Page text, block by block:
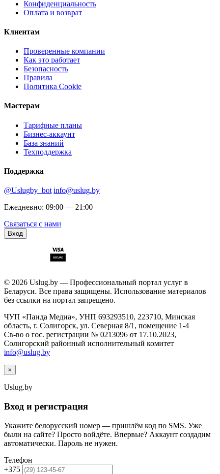
Конфиденциальность
Оплата и возврат
Клиентам
Проверенные компании
Как это работает
Безопасность
Правила
Политика Cookie
Мастерам
Тарифные планы
Бизнес-аккаунт
База знаний
Техподдержка
Поддержка
@Uslugby_bot info@uslug.by
Ежедневно: 09:00 — 21:00
Связаться с нами
Вход
© 2026 Uslug.by — Профессиональный портал услуг в
Беларуси. Все права защищены. Использование материалов
без ссылки на портал запрещено.
ЧУП «Панда Медиа», УНП 693293510, 223710, Минская
область, г. Солигорск, ул. Северная 8/1, помещение 1-4
Св-во о гос. регистрации № 0213096 от 17.10.2023,
Солигорский районный исполнительный комитет
info@uslug.by
×
Uslug.by
Вход и регистрация
Укажите белорусский номер — пришлём код по SMS. Уже
были на сайте? Просто войдёте. Впервые? Аккаунт создадим
автоматически. Пароль не нужен.
Телефон
+375